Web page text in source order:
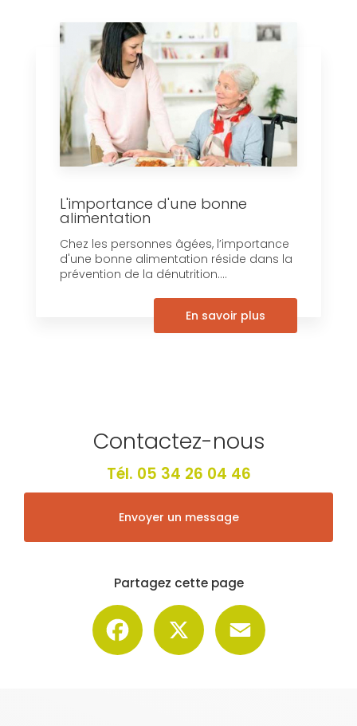
L'importance d'une bonne
alimentation
Chez les personnes âgées, l’importance
d'une bonne alimentation réside dans la
prévention de la dénutrition....
En savoir plus
Contactez-nous
Tél. 05 34 26 04 46
Envoyer un message
Partagez cette page
Facebook